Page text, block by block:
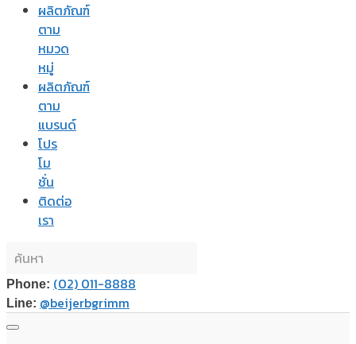
ผลิตภัณฑ์
ตาม
หมวด
หมู่
ผลิตภัณฑ์
ตาม
แบรนด์
โปร
โม
ชั่น
ติดต่อ
เรา
Phone: (02) 011-8888
Line: @beijerbgrimm